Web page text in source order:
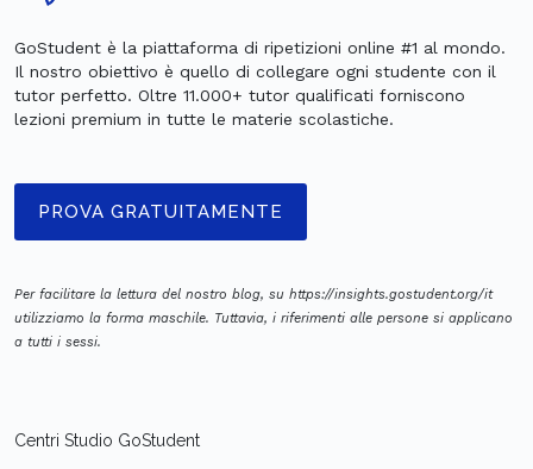
GoStudent è la piattaforma di ripetizioni online #1 al mondo.
Il nostro obiettivo è quello di collegare ogni studente con il
tutor perfetto. Oltre 11.000+ tutor qualificati forniscono
lezioni premium in tutte le materie scolastiche.
PROVA GRATUITAMENTE
Per facilitare la lettura del nostro blog, su https://insights.gostudent.org/it
utilizziamo la forma maschile. Tuttavia, i riferimenti alle persone si applicano
a tutti i sessi.
Centri Studio GoStudent